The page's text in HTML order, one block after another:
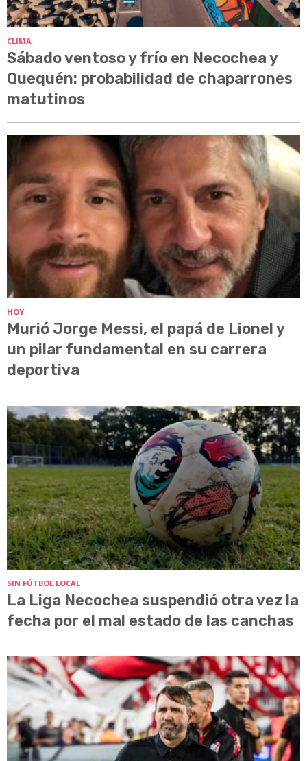
CLIMA
Sábado ventoso y frío en Necochea y
Quequén: probabilidad de chaparrones
matutinos
HOY
Murió Jorge Messi, el papá de Lionel y
un pilar fundamental en su carrera
deportiva
SIN FÚTBOL LOCAL
La Liga Necochea suspendió otra vez la
fecha por el mal estado de las canchas